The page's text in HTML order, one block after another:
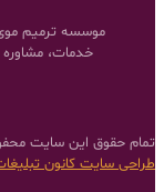
خدمات، مشاوره
تمام حقوق این سایت
طراحی سایتکانون